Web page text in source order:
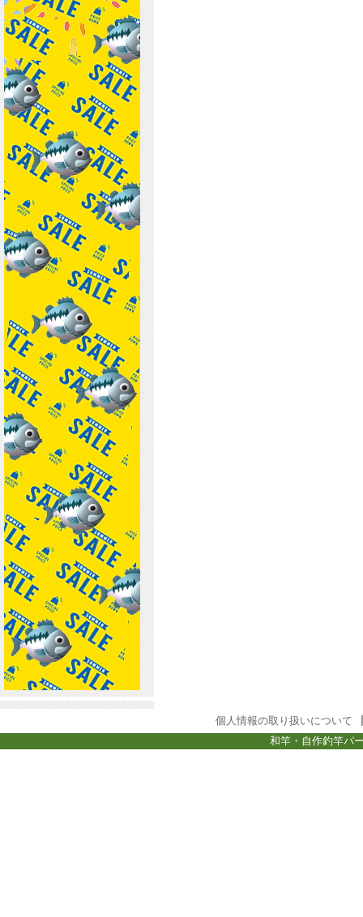
個人情報の取り扱いについて
和竿・自作釣竿パ